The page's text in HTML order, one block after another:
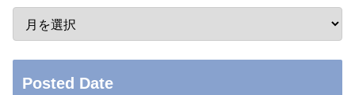
Posted Date